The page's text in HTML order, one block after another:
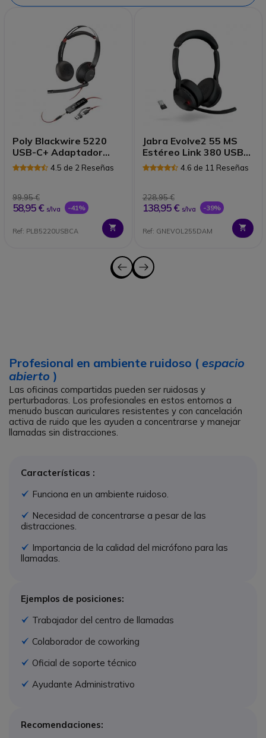
Poly Blackwire 5220
USB-C+ Adaptador
USB-C/A4.5 de 2 Reseñas
99,95 €
58,95 € s/Iva -41%
Ref: PLB5220USBCA
Jabra Evolve2 55 MS
Estéreo Link 380 USB-
A
4.6 de 11 Reseñas
228,95 €
138,95 € s/Iva -39%
Ref: GNEVOL255DAM
Profesional en ambiente ruidoso ( espacio
abierto )
Las oficinas compartidas pueden ser ruidosas y
perturbadoras. Los profesionales en estos entornos a
menudo buscan auriculares resistentes y con cancelación
activa de ruido que les ayuden a concentrarse y manejar
llamadas sin distracciones.
Características :
Icono
Funciona en un ambiente ruidoso.
Icono
Necesidad de concentrarse a pesar de las
distracciones.
Icono
Importancia de la calidad del micrófono para las
llamadas.
Ejemplos de posiciones:
Icono
Trabajador del centro de llamadas
Icono
Colaborador de coworking
Icono
Oficial de soporte técnico
Icono
Ayudante Administrativo
Recomendaciones: